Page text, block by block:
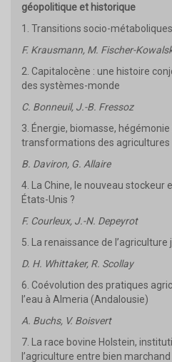
géopolitique et historique
1. Transitions socio-
F. Krausmann, M. Fischer-
2. Capitalocène : une histoire
des systèmes-monde
C. Bonneuil, J.-B. Fressoz
3. Énergie, biomasse,
transformations des agricultures
B. Daviron, G. Allaire
4. La Chine, le nouveau stockeur
États-Unis ?
F. Courleux, J.-N. Depeyrot
5. La renaissance de l’agriculture
D. H. Whittaker, R. Scollay
6. Coévolution des pratiques
l’eau à Almeria (Andalousie)
A. Buchs, V. Boisvert
7. La race bovine Holstein,
l’agriculture entre bien